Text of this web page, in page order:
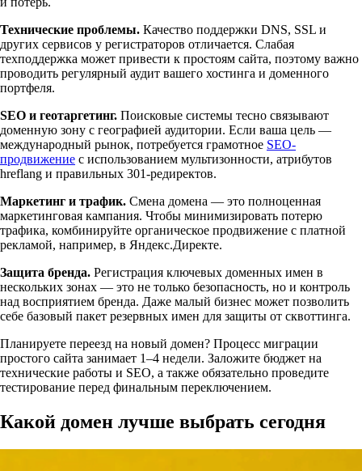
Технические проблемы. Качество поддержки DNS, SSL и
других сервисов у регистраторов отличается. Слабая
техподдержка может привести к простоям сайта, поэтому важно
проводить регулярный аудит вашего хостинга и доменного
портфеля.
SEO и геотаргетинг. Поисковые системы тесно связывают
доменную зону с географией аудитории. Если ваша цель —
международный рынок, потребуется грамотное SEO-
продвижение с использованием мультизонности, атрибутов
hreflang и правильных 301-редиректов.
Маркетинг и трафик. Смена домена — это полноценная
маркетинговая кампания. Чтобы минимизировать потерю
трафика, комбинируйте органическое продвижение с платной
рекламой, например, в Яндекс.Директе.
Защита бренда. Регистрация ключевых доменных имен в
нескольких зонах — это не только безопасность, но и контроль
над восприятием бренда. Даже малый бизнес может позволить
себе базовый пакет резервных имен для защиты от сквоттинга.
Планируете переезд на новый домен? Процесс миграции
простого сайта занимает 1–4 недели. Заложите бюджет на
технические работы и SEO, а также обязательно проведите
тестирование перед финальным переключением.
Какой домен лучше выбрать сегодня